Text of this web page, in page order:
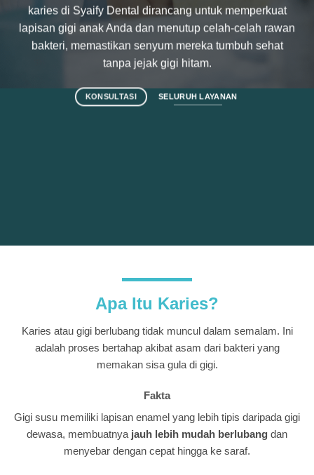
karies di Syaify Dental dirancang untuk memperkuat
lapisan gigi anak Anda dan menutup celah-celah rawan
bakteri, memastikan senyum mereka tumbuh sehat
tanpa jejak gigi hitam.
KONSULTASI SELURUH LAYANAN
Apa Itu Karies?
Karies atau gigi berlubang tidak muncul dalam semalam. Ini
adalah proses bertahap akibat asam dari bakteri yang
memakan sisa gula di gigi.
Fakta
Gigi susu memiliki lapisan enamel yang lebih tipis daripada gigi
dewasa, membuatnya jauh lebih mudah berlubang dan
menyebar dengan cepat hingga ke saraf.